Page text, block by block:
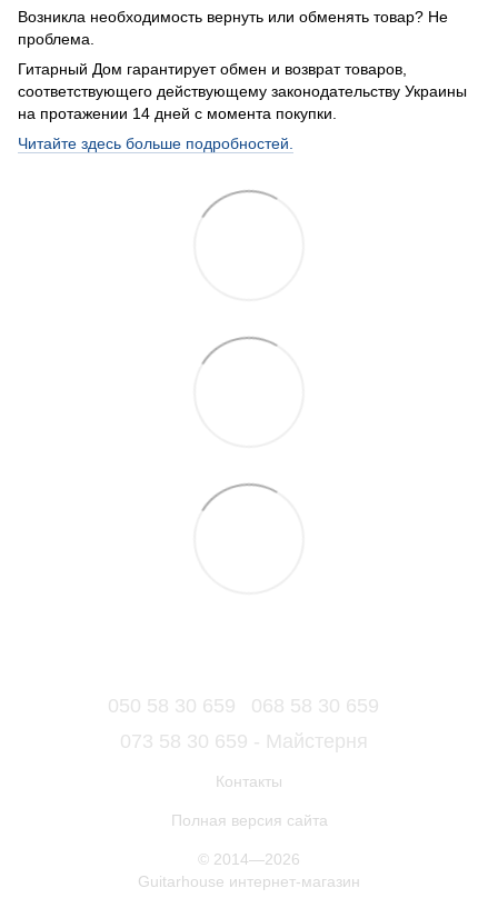
Возникла необходимость вернуть или обменять товар? Не
проблема.
Гитарный Дом гарантирует обмен и возврат товаров,
соответствующего действующему законодательству Украины
на протажении 14 дней с момента покупки.
Читайте здесь больше подробностей.
050 58 30 659
068 58 30 659
073 58 30 659 - Майстерня
Контакты
Полная версия сайта
© 2014—2026
Guitarhouse интернет-магазин